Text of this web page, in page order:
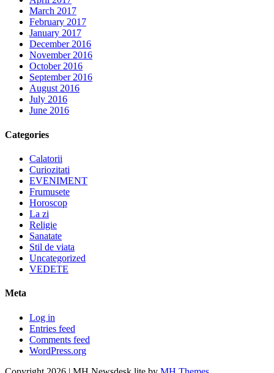
March 2017
February 2017
January 2017
December 2016
November 2016
October 2016
September 2016
August 2016
July 2016
June 2016
Categories
Calatorii
Curiozitati
EVENIMENT
Frumusete
Horoscop
La zi
Religie
Sanatate
Stil de viata
Uncategorized
VEDETE
Meta
Log in
Entries feed
Comments feed
WordPress.org